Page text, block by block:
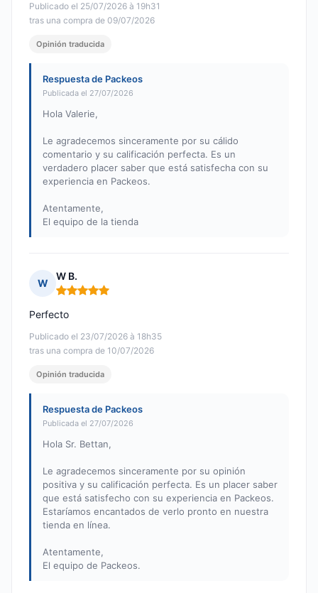
Publicado el 25/07/2026 à 19h31
tras una compra de 09/07/2026
Opinión traducida
Respuesta de Packeos
Publicada el 27/07/2026
Hola Valerie,
Le agradecemos sinceramente por su cálido
comentario y su calificación perfecta. Es un
verdadero placer saber que está satisfecha con su
experiencia en Packeos.
Atentamente,
El equipo de la tienda
W
W B.
Nota: 5 de 5
Publicado el 23/07/2026 à 18h35
tras una compra de 10/07/2026
Perfecto
Opinión traducida
Respuesta de Packeos
Publicada el 27/07/2026
Hola Sr. Bettan,
Le agradecemos sinceramente por su opinión
positiva y su calificación perfecta. Es un placer saber
que está satisfecho con su experiencia en Packeos.
Estaríamos encantados de verlo pronto en nuestra
tienda en línea.
Atentamente,
El equipo de Packeos.